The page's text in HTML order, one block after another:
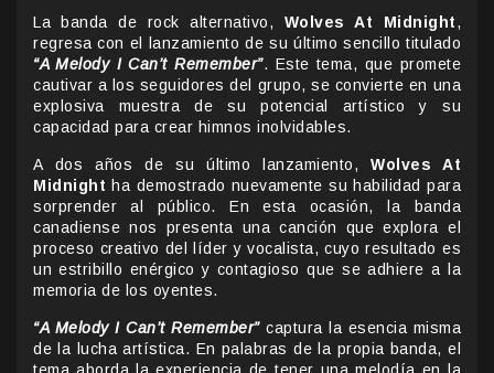
La banda de rock alternativo, Wolves At Midnight,
regresa con el lanzamiento de su último sencillo titulado
“A Melody I Can’t Remember”. Este tema, que promete
cautivar a los seguidores del grupo, se convierte en una
explosiva muestra de su potencial artístico y su
capacidad para crear himnos inolvidables.
A dos años de su último lanzamiento, Wolves At
Midnight ha demostrado nuevamente su habilidad para
sorprender al público. En esta ocasión, la banda
canadiense nos presenta una canción que explora el
proceso creativo del líder y vocalista, cuyo resultado es
un estribillo enérgico y contagioso que se adhiere a la
memoria de los oyentes.
“A Melody I Can’t Remember”captura la esencia misma
de la lucha artística. En palabras de la propia banda, el
tema aborda la experiencia de tener una melodía en la